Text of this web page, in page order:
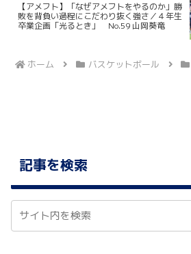
【アメフト】「なぜアメフトをやるのか」勝
敗を背負い過程にこだわり抜く強さ／４年生
卒業企画「光るとき」 No.59 山岡葵竜
ホーム バスケットボール
記事を検索